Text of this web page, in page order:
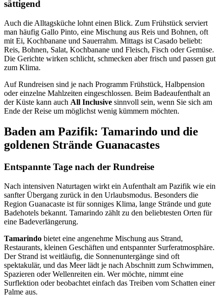
sättigend
Auch die Alltagsküche lohnt einen Blick. Zum Frühstück serviert
man häufig Gallo Pinto, eine Mischung aus Reis und Bohnen, oft
mit Ei, Kochbanane und Sauerrahm. Mittags ist Casado beliebt:
Reis, Bohnen, Salat, Kochbanane und Fleisch, Fisch oder Gemüse.
Die Gerichte wirken schlicht, schmecken aber frisch und passen gut
zum Klima.
Auf Rundreisen sind je nach Programm Frühstück, Halbpension
oder einzelne Mahlzeiten eingeschlossen. Beim Badeaufenthalt an
der Küste kann auch All Inclusive sinnvoll sein, wenn Sie sich am
Ende der Reise um möglichst wenig kümmern möchten.
Baden am Pazifik: Tamarindo und die
goldenen Strände Guanacastes
Entspannte Tage nach der Rundreise
Nach intensiven Naturtagen wirkt ein Aufenthalt am Pazifik wie ein
sanfter Übergang zurück in den Urlaubsmodus. Besonders die
Region Guanacaste ist für sonniges Klima, lange Strände und gute
Badehotels bekannt. Tamarindo zählt zu den beliebtesten Orten für
eine Badeverlängerung.
Tamarindo bietet eine angenehme Mischung aus Strand,
Restaurants, kleinen Geschäften und entspannter Surferatmosphäre.
Der Strand ist weitläufig, die Sonnenuntergänge sind oft
spektakulär, und das Meer lädt je nach Abschnitt zum Schwimmen,
Spazieren oder Wellenreiten ein. Wer möchte, nimmt eine
Surflektion oder beobachtet einfach das Treiben vom Schatten einer
Palme aus.